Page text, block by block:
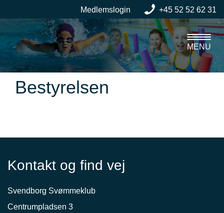
+45 52 52 62 31
Medlemslogin
Bestyrelsen
Kontakt og find vej
Svendborg Svømmeklub
Centrumpladsen 3
MENU